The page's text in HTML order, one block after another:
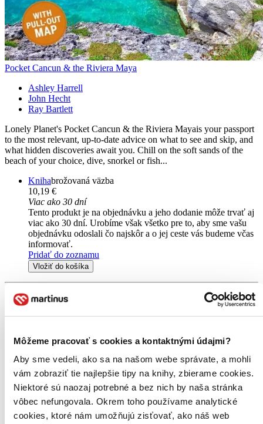
Môžeme pracovať s cookies a kontaktnými údajmi?
Aby sme vedeli, ako sa na našom webe správate, a mohli
vám zobraziť tie najlepšie tipy na knihy, zbierame cookies.
Niektoré sú naozaj potrebné a bez nich by naša stránka
vôbec nefungovala. Okrem toho používame analytické
cookies, ktoré nám umožňujú zisťovať, ako náš web
Pocket Cancun & the Riviera Maya
Ashley Harrell
John Hecht
Ray Bartlett
Lonely Planet's Pocket Cancun & the Riviera Mayais your passport
to the most relevant, up-to-date advice on what to see and skip, and
what hidden discoveries await you. Chill on the soft sands of the
beach of your choice, dive, snorkel or fish...
Knihabrožovaná väzba
10,19 €
Viac ako 30 dní
Tento produkt je na objednávku a jeho dodanie môže trvať aj
viac ako 30 dní. Urobíme však všetko pre to, aby sme vašu
objednávku odoslali čo najskôr a o jej ceste vás budeme včas
informovať.
Pridať do zoznamu
Vložiť do košíka